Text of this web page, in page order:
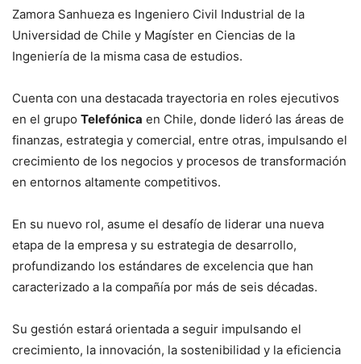
Zamora Sanhueza es Ingeniero Civil Industrial de la
Universidad de Chile y Magíster en Ciencias de la
Ingeniería de la misma casa de estudios.
Cuenta con una destacada trayectoria en roles ejecutivos
en el grupo Telefónica en Chile, donde lideró las áreas de
finanzas, estrategia y comercial, entre otras, impulsando el
crecimiento de los negocios y procesos de transformación
en entornos altamente competitivos.
En su nuevo rol, asume el desafío de liderar una nueva
etapa de la empresa y su estrategia de desarrollo,
profundizando los estándares de excelencia que han
caracterizado a la compañía por más de seis décadas.
Su gestión estará orientada a seguir impulsando el
crecimiento, la innovación, la sostenibilidad y la eficiencia